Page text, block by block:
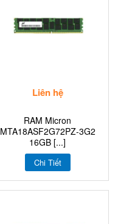
Liên hệ
RAM Micron
MTA18ASF2G72PZ-3G2
16GB [...]
Chi Tiết